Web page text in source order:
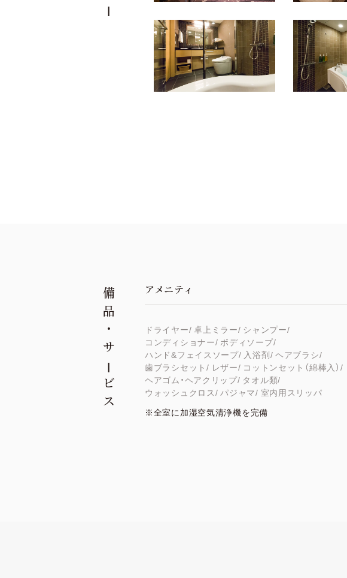
備
品
・
サ
ビ
ス
アメニティ
ドライヤー 卓上ミラー シャンプー
コンディショナー ボディソープ
ハンド&フェイスソープ 入浴剤 ヘアブラシ
歯ブラシセット レザー コットンセット（綿棒入）
ヘアゴム・ヘアクリップ タオル類
ウォッシュクロス パジャマ 室内用スリッパ
※全室に加湿空気清浄機を完備